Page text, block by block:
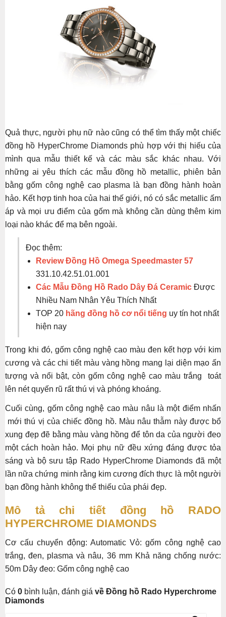
Quả thực, người phụ nữ nào cũng có thể tìm thấy một chiếc
đồng hồ HyperChrome Diamonds phù hợp với thị hiếu của
mình qua mẫu thiết kế và các màu sắc khác nhau. Với
những ai yêu thích các mẫu đồng hồ metallic, phiên bản
bằng gốm công nghệ cao plasma là bạn đồng hành hoàn
hảo. Kết hợp tinh hoa của hai thế giới, nó có sắc metallic ấm
áp và mọi ưu điểm của gốm mà không cần dùng thêm kim
loại nào khác để mạ bên ngoài.
Đọc thêm:
Review Đồng Hồ Omega Speedmaster 57
331.10.42.51.01.001
Các Mẫu Đồng Hồ Rado Dây Đá Ceramic Được
Nhiều Nam Nhân Yêu Thích Nhất
TOP 20 hãng đồng hồ cơ nổi tiếng uy tín hot nhất
hiện nay
Trong khi đó, gốm công nghệ cao màu đen kết hợp với kim
cương và các chi tiết màu vàng hồng mang lại diện mạo ấn
tượng và nổi bật, còn gốm công nghệ cao màu trắng toát
lên nét quyến rũ rất thú vị và phóng khoáng.
Cuối cùng, gốm công nghệ cao màu nâu là một điểm nhấn
mới thú vị của chiếc đồng hồ. Màu nâu thẫm này được bổ
xung đẹp đẽ bằng màu vàng hồng để tôn da của người đeo
một cách hoàn hảo. Mọi phụ nữ đều xứng đáng được tỏa
sáng và bộ sưu tập Rado HyperChrome Diamonds đã một
lần nữa chứng minh rằng kim cương đích thực là một người
bạn đồng hành không thể thiếu của phái đẹp.
Mô tả chi tiết đồng hồ RADO
HYPERCHROME DIAMONDS
Cơ cấu chuyển động: Automatic Vỏ: gốm công nghệ cao
trắng, đen, plasma và nâu, 36 mm Khả năng chống nước:
50m Dây đeo: Gốm công nghệ cao
Có 0 bình luận, đánh giá về Đồng hồ Rado Hyperchrome
Diamonds